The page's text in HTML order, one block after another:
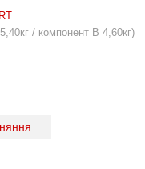
/ компонент B 4,60кг)